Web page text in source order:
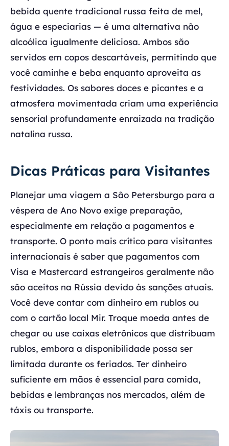
bebida quente tradicional russa feita de mel,
água e especiarias — é uma alternativa não
alcoólica igualmente deliciosa. Ambos são
servidos em copos descartáveis, permitindo que
você caminhe e beba enquanto aproveita as
festividades. Os sabores doces e picantes e a
atmosfera movimentada criam uma experiência
sensorial profundamente enraizada na tradição
natalina russa.
Dicas Práticas para Visitantes
Planejar uma viagem a São Petersburgo para a
véspera de Ano Novo exige preparação,
especialmente em relação a pagamentos e
transporte. O ponto mais crítico para visitantes
internacionais é saber que pagamentos com
Visa e Mastercard estrangeiros geralmente não
são aceitos na Rússia devido às sanções atuais.
Você deve contar com dinheiro em rublos ou
com o cartão local Mir. Troque moeda antes de
chegar ou use caixas eletrônicos que distribuam
rublos, embora a disponibilidade possa ser
limitada durante os feriados. Ter dinheiro
suficiente em mãos é essencial para comida,
bebidas e lembranças nos mercados, além de
táxis ou transporte.